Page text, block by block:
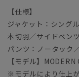
【仕様】
ジャケット：シング
本切羽／サイドベンツ
パンツ：ノータック
【モデル】MODERN
※モデルにより仕上